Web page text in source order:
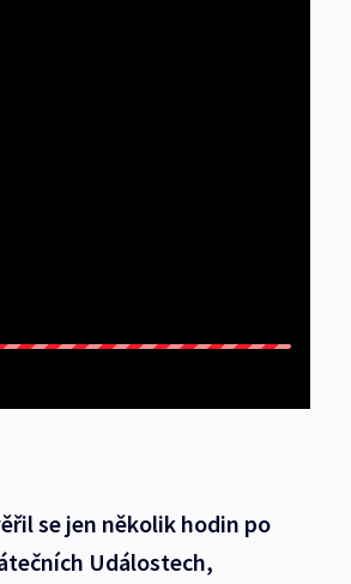
se jen několik hodin po
Událostech,